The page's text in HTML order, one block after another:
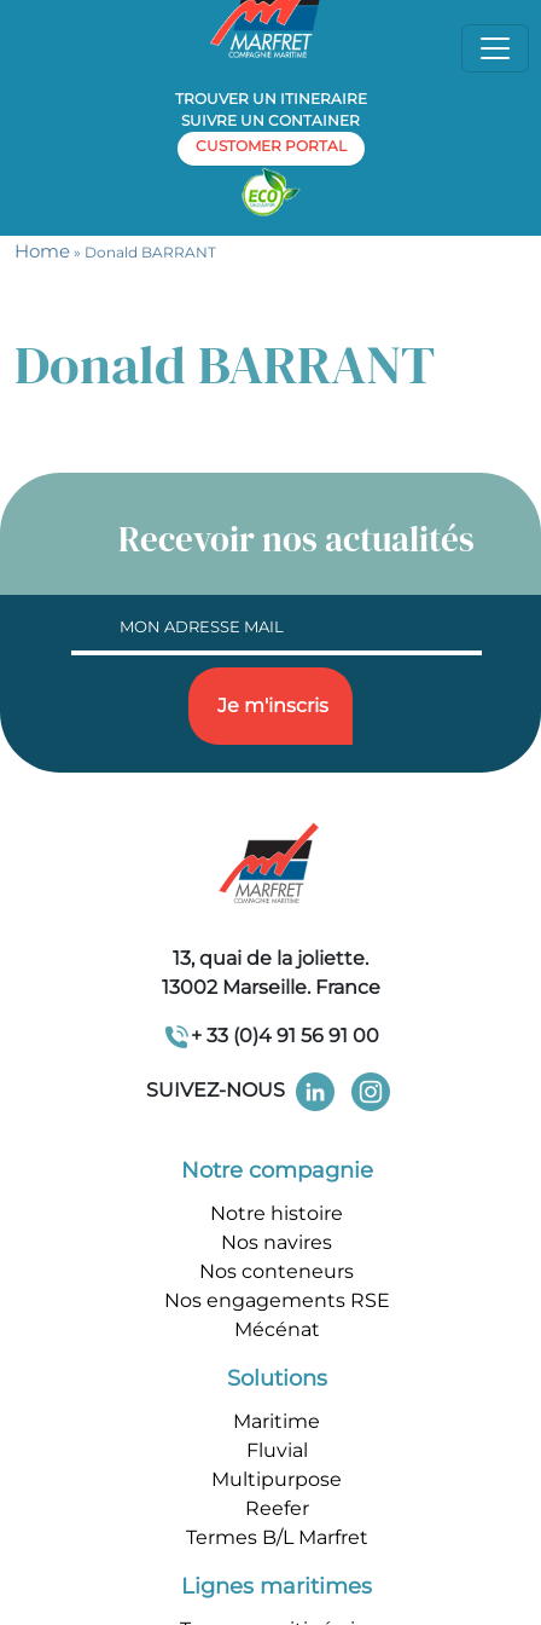
TROUVER UN ITINERAIRE
SUIVRE UN CONTAINER
CUSTOMER PORTAL
Home » Donald BARRANT
Donald BARRANT
Recevoir nos actualités
13, quai de la joliette.
13002 Marseille. France
+ 33 (0)4 91 56 91 00
SUIVEZ-NOUS
Notre compagnie
Notre histoire
Nos navires
Nos conteneurs
Nos engagements RSE
Mécénat
Solutions
Maritime
Fluvial
Multipurpose
Reefer
Termes B/L Marfret
Lignes maritimes